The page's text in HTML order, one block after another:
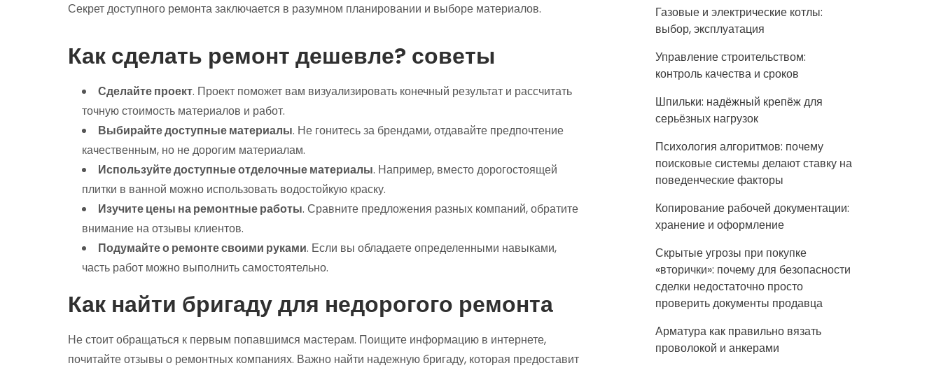
Секрет доступного ремонта заключается в разумном планировании и выборе материалов.
Как сделать ремонт дешевле? советы
Сделайте проект. Проект поможет вам визуализировать конечный результат и рассчитать
точную стоимость материалов и работ.
Выбирайте доступные материалы. Не гонитесь за брендами, отдавайте предпочтение
качественным, но не дорогим материалам.
Используйте доступные отделочные материалы. Например, вместо дорогостоящей
плитки в ванной можно использовать водостойкую краску.
Изучите цены на ремонтные работы. Сравните предложения разных компаний, обратите
внимание на отзывы клиентов.
Подумайте о ремонте своими руками. Если вы обладаете определенными навыками,
часть работ можно выполнить самостоятельно.
Как найти бригаду для недорогого ремонта
Не стоит обращаться к первым попавшимся мастерам. Поищите информацию в интернете,
почитайте отзывы о ремонтных компаниях. Важно найти надежную бригаду, которая предоставит
Газовые и электрические котлы:
выбор, эксплуатация
Управление строительством:
контроль качества и сроков
Шпильки: надёжный крепёж для
серьёзных нагрузок
Психология алгоритмов: почему
поисковые системы делают ставку на
поведенческие факторы
Копирование рабочей документации:
хранение и оформление
Скрытые угрозы при покупке
«вторички»: почему для безопасности
сделки недостаточно просто
проверить документы продавца
Арматура как правильно вязать
проволокой и анкерами